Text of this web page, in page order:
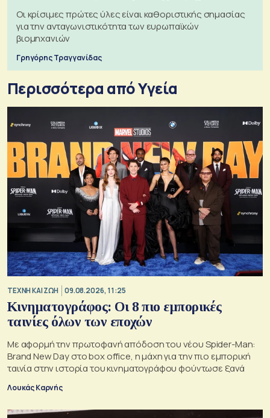
Οι κρίσιμες πρώτες ύλες είναι καθοριστικής σημασίας
για την ανταγωνιστικότητα των ευρωπαϊκών
βιομηχανιών
Γρηγόρης Τραγγανίδας
Περισσότερα από Υγεία
TΕΧΝΗ ΚΑΙ ΖΩΗ 09.08.2026, 11:25
Κινηματογράφος: Οι 8 πιο εμπορικές
ταινίες όλων των εποχών
Με αφορμή την πρωτοφανή απόδοση του νέου Spider-Man:
Brand New Day στο box office, η μάχη για την πιο εμπορική
ταινία στην ιστορία του κινηματογράφου φούντωσε ξανά
Λουκάς Καρνής